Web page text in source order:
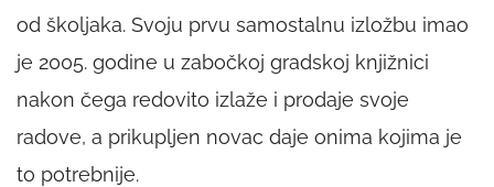
od školjaka. Svoju prvu samostalnu izložbu imao
je 2005. godine u zabočkoj gradskoj knjižnici
nakon čega redovito izlaže i prodaje svoje
radove, a prikupljen novac daje onima kojima je
to potrebnije.